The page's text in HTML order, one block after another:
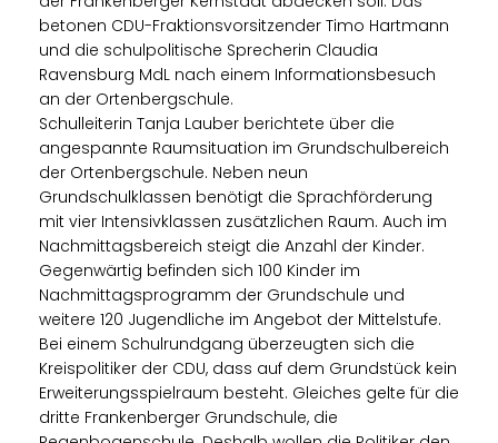
betonen CDU-Fraktionsvorsitzender Timo Hartmann
und die schulpolitische Sprecherin Claudia
Ravensburg MdL nach einem Informationsbesuch
an der Ortenbergschule.
Schulleiterin Tanja Lauber berichtete über die
angespannte Raumsituation im Grundschulbereich
der Ortenbergschule. Neben neun
Grundschulklassen benötigt die Sprachförderung
mit vier Intensivklassen zusätzlichen Raum. Auch im
Nachmittagsbereich steigt die Anzahl der Kinder.
Gegenwärtig befinden sich 100 Kinder im
Nachmittagsprogramm der Grundschule und
weitere 120 Jugendliche im Angebot der Mittelstufe.
Bei einem Schulrundgang überzeugten sich die
Kreispolitiker der CDU, dass auf dem Grundstück kein
Erweiterungsspielraum besteht. Gleiches gelte für die
dritte Frankenberger Grundschule, die